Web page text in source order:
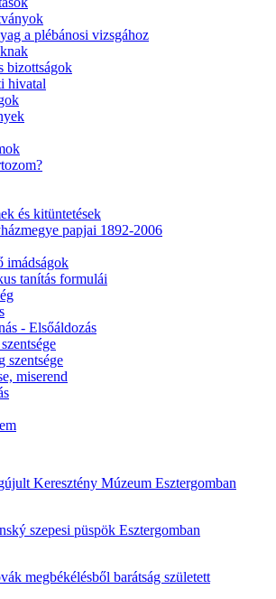
a plébánosi vizsgához
bizottságok
hivatal
és kitüntetések
papjai 1892-2006
imádságok
tanítás formulái
- Elsőáldozás
szentsége
miserend
Keresztény Múzeum Esztergomban
szepesi püspök Esztergomban
megbékélésből barátság született